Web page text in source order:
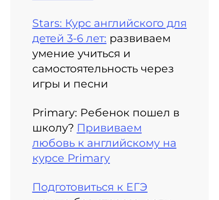
Stars: Курс английского для
детей 3-6 лет: развиваем
умение учиться и
самостоятельность через
игры и песни
Primary: Ребенок пошел в
школу? Прививаем
любовь к английскому на
курсе Primary
Подготовиться к ЕГЭ